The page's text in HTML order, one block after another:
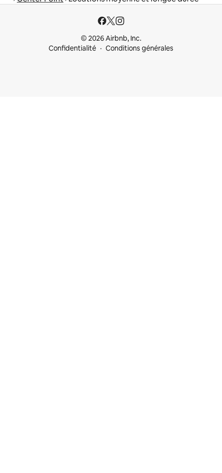
© 2026 Airbnb, Inc.
Confidentialité
Conditions générales